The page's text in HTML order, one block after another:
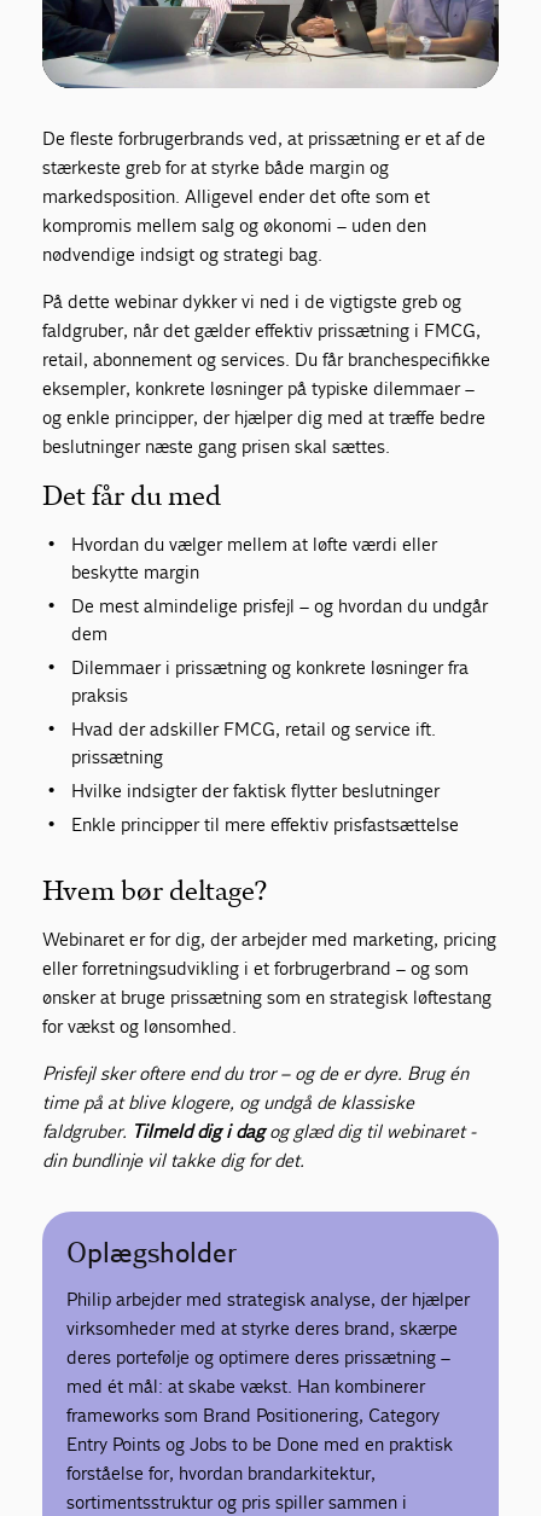
De fleste forbrugerbrands ved, at prissætning er et af de
stærkeste greb for at styrke både margin og
markedsposition. Alligevel ender det ofte som et
kompromis mellem salg og økonomi – uden den
nødvendige indsigt og strategi bag.
På dette webinar dykker vi ned i de vigtigste greb og
faldgruber, når det gælder effektiv prissætning i FMCG,
retail, abonnement og services. Du får branchespecifikke
eksempler, konkrete løsninger på typiske dilemmaer –
og enkle principper, der hjælper dig med at træffe bedre
beslutninger næste gang prisen skal sættes.
Det får du med
Hvordan du vælger mellem at løfte værdi eller
beskytte margin
De mest almindelige prisfejl – og hvordan du undgår
dem
Dilemmaer i prissætning og konkrete løsninger fra
praksis
Hvad der adskiller FMCG, retail og service ift.
prissætning
Hvilke indsigter der faktisk flytter beslutninger
Enkle principper til mere effektiv prisfastsættelse
Hvem bør deltage?
Webinaret er for dig, der arbejder med marketing, pricing
eller forretningsudvikling i et forbrugerbrand – og som
ønsker at bruge prissætning som en strategisk løftestang
for vækst og lønsomhed.
Prisfejl sker oftere end du tror – og de er dyre. Brug én
time på at blive klogere, og undgå de klassiske
faldgruber. Tilmeld dig i dagog glæd dig til webinaret -
din bundlinje vil takke dig for det.
Oplægsholder
Philip arbejder med strategisk analyse, der hjælper
virksomheder med at styrke deres brand, skærpe
deres portefølje og optimere deres prissætning –
med ét mål: at skabe vækst. Han kombinerer
frameworks som Brand Positionering, Category
Entry Points og Jobs to be Done med en praktisk
forståelse for, hvordan brandarkitektur,
sortimentsstruktur og pris spiller sammen i